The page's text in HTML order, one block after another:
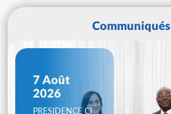
Communiqués
7 Août
2026
PRESIDENCE CI